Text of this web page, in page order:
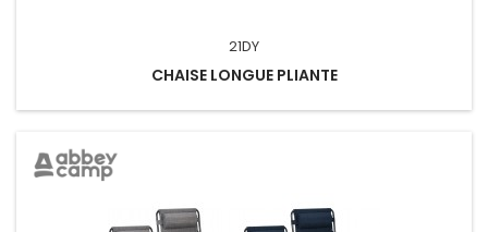
21DY
CHAISE LONGUE PLIANTE